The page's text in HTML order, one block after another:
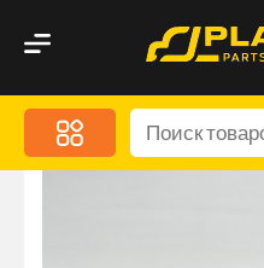
Меню
Акционные